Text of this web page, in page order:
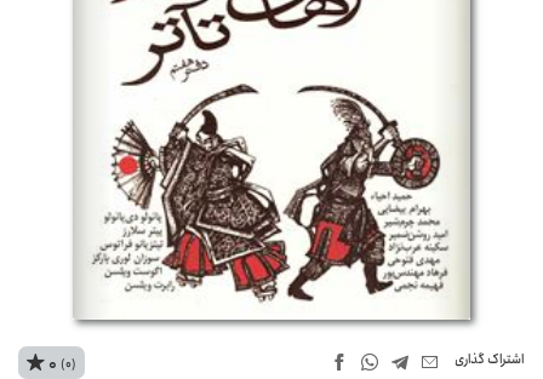
اشتراک‌ گذاری 0 (0)